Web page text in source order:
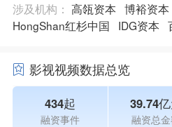
涉及机构： 高瓴资本 博裕资本
HongShan红杉中国
IDG资本
影视视频数据总览
434起
融资事件
39.74
融资总